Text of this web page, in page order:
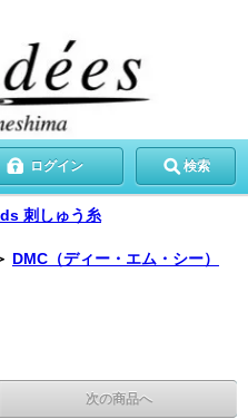
ログイン 検索
刺しゅう糸
DMC（ディー・エム・シー）
次の商品へ